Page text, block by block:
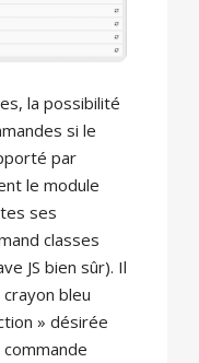
la possibilité
si le
par
le module
ses
classes
JS bien sûr). Il
bleu
» désirée